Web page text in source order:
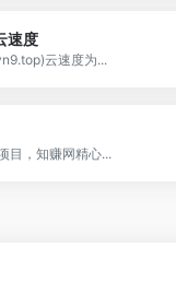
速度
云速度为...
目，知赚网精心...